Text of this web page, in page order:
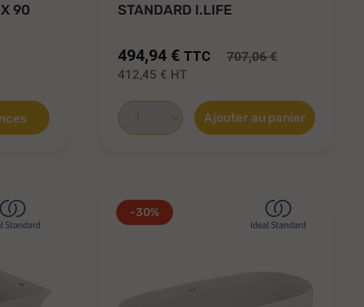
90
STANDARD I.LIFE
494,94 € TTC 707,06 €
412,45 € HT
Ajouter au panier
-30%